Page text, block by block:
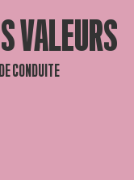
VALEURS
CONDUITE